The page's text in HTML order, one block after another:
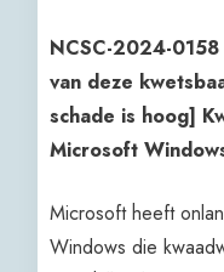
NCSC-2024-
van deze
schade is hoog]
Microsoft
Microsoft heeft
Windows die